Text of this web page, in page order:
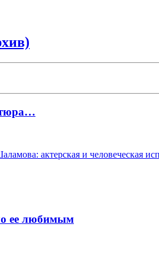
актерская и человеческая
ее любимым